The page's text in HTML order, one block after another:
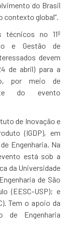
do Brasil
contexto global”.
técnicos no 11º
e Gestão de
devem
de abril) para a
por meio de
do evento
de Inovação e
(IGDP), em
Engenharia. Na
está sob a
da Universidade
de São
(EESC-USP); e
Tem o apoio da
de Engenharia